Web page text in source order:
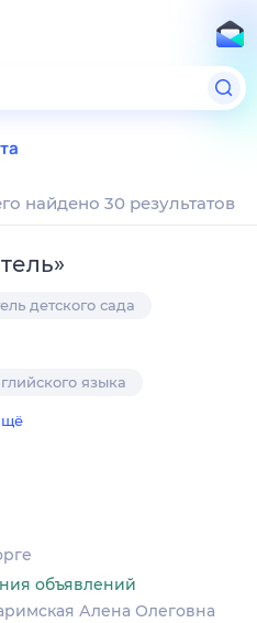
найдено 30 результатов
»
детского сада
языка
объявлений
Алена Олеговна